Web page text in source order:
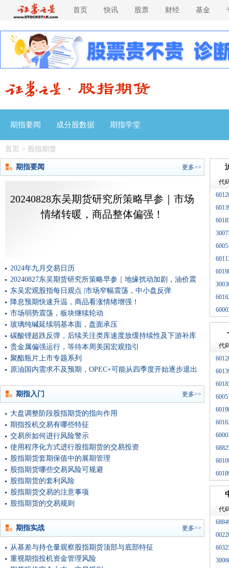
首页 快讯 股票 财经 基金
期指要闻 成分股数据 期指学堂
首页 > 股指期货
更多>>
期指要闻
20240828东吴期货研究所策略早参｜市场
情绪转暖，商品整体偏强！
2024年九月交易日历
20240827东吴期货研究所策略早参｜地缘扰动加剧，油价震
荡偏强！
东吴宏观股指每日观点 |市场窄幅震荡，中小盘反弹
降息预期快速升温，商品看涨情绪增强！
市场弱势震荡，板块继续轮动
玻璃纯碱延续弱基本面，盘面承压
碳酸锂超跌反弹，后续关注类库速度放缓持续性及下游补库
力度
贵金属偏强运行，等待本周美国宏观指引
聚酯瓶片上市专题系列
原油国内需求不及预期，OPEC+可能从四季度开始逐步退出
更多>>
期指入门
大盘调整阶段股指期货的指向作用
期指投机交易有哪些特征
交易所如何进行风险警示
使用程序化方式进行股指期货的交易投资
股指期货套期保值中的展期管理
股指期货哪些交易风险可规避
股指期货的套利风险
股指期货交易的注意事项
股指期货的交易规则
更多>>
期指实战
从基差与持仓量观察股指期货顶部与底部特征
重视期指投机资金管理风险
代
代
代